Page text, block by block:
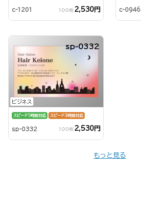
c-1201 100枚 2,530円 c-0946
ビジネス
sp-0332
スピード1時間対応 スピード3時間対応
sp-0332 100枚 2,530円
もっと見る